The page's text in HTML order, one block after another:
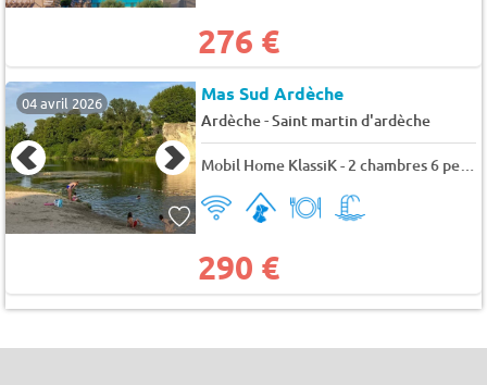
276 €
04 avril 2026 Mas Sud Ardèche
Ardèche-Saint martin d'ardèche
Mobil Home KlassiK - 2 chambres 6 pers.
290 €